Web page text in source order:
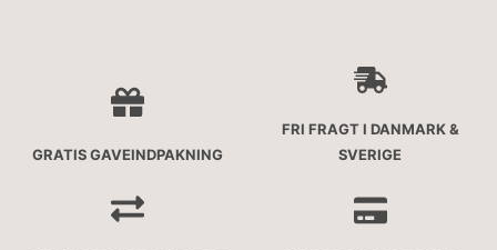
GRATIS GAVEINDPAKNING
FRI FRAGT I DANMARK &
SVERIGE